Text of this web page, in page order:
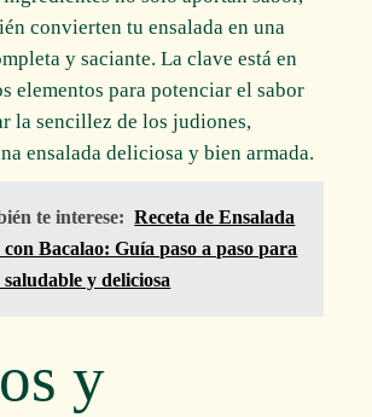
convierten tu ensalada en una
y saciante. La clave está en
elementos para potenciar el sabor
la sencillez de los judiones,
ensalada deliciosa y bien armada.
te interese: Receta de Ensalada
Bacalao: Guía paso a paso para
y deliciosa
y